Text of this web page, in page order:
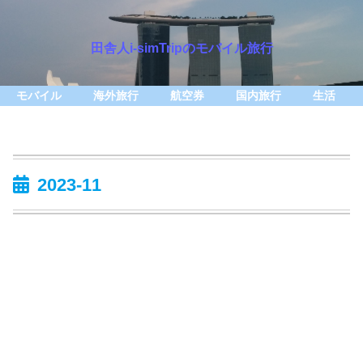
田舎人i-simTripのモバイル旅行
モバイル 海外旅行 航空券 国内旅行 生活
2023-11